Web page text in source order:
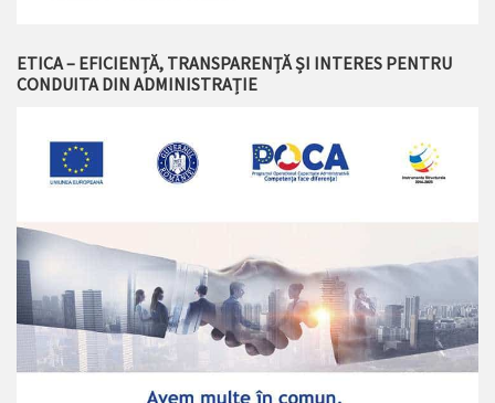
ETICA – EFICIENȚĂ, TRANSPARENȚĂ ȘI INTERES PENTRU
CONDUITA DIN ADMINISTRAȚIE